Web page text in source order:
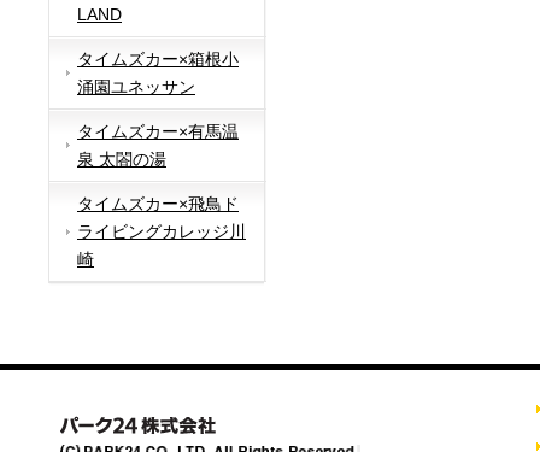
LAND
タイムズカー×箱根小
涌園ユネッサン
タイムズカー×有馬温
泉 太閤の湯
タイムズカー×飛鳥ド
ライビングカレッジ川
崎